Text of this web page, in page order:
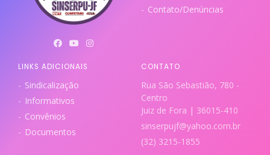
Contato/Denúncias
LINKS ADICIONAIS
Sindicalização
Informativos
Convênios
Documentos
CONTATO
Rua São Sebastião, 780 -
Centro
Juiz de Fora | 36015-410
sinserpujf@yahoo.com.br
(32) 3215-1855